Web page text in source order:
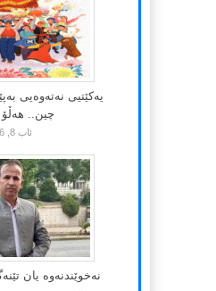
یەکێتیی نەتەوەیی
چین..
ئاب 8, 2026
نەخوێندنەوە یان